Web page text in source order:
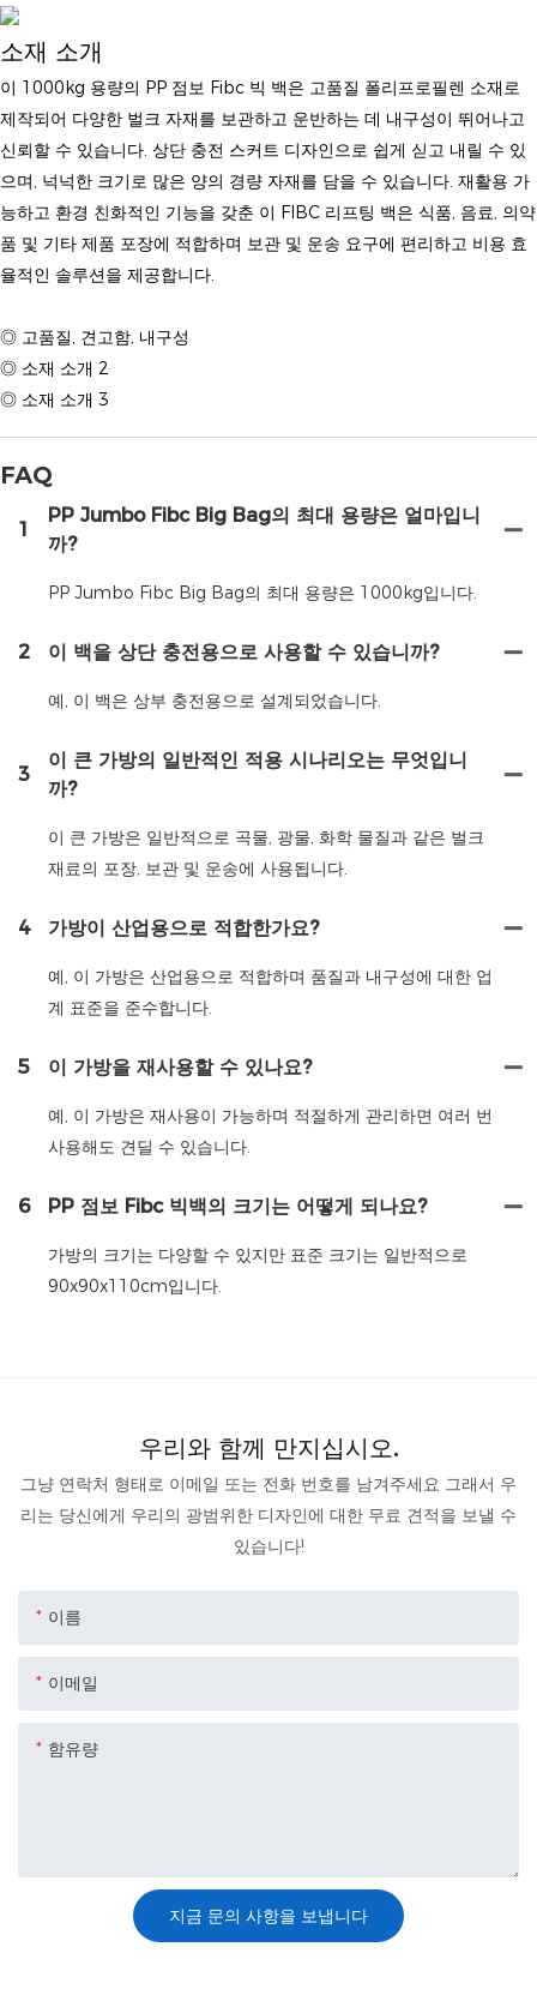
소재 소개
이 1000kg 용량의 PP 점보 Fibc 빅 백은 고품질 폴리프로필렌 소재로
제작되어 다양한 벌크 자재를 보관하고 운반하는 데 내구성이 뛰어나고
신뢰할 수 있습니다. 상단 충전 스커트 디자인으로 쉽게 싣고 내릴 수 있
으며, 넉넉한 크기로 많은 양의 경량 자재를 ​​담을 수 있습니다. 재활용 가
능하고 환경 친화적인 기능을 갖춘 이 FIBC 리프팅 백은 식품, 음료, 의약
품 및 기타 제품 포장에 적합하며 보관 및 운송 요구에 편리하고 비용 효
율적인 솔루션을 제공합니다.
◎ 고품질, 견고함, 내구성
◎ 소재 소개 2
◎ 소재 소개 3
FAQ
1
PP Jumbo Fibc Big Bag의 최대 용량은 얼마입니
까?
PP Jumbo Fibc Big Bag의 최대 용량은 1000kg입니다.
2 이 백을 상단 충전용으로 사용할 수 있습니까?
예, 이 백은 상부 충전용으로 설계되었습니다.
3
이 큰 가방의 일반적인 적용 시나리오는 무엇입니
까?
이 큰 가방은 일반적으로 곡물, 광물, 화학 물질과 같은 벌크
재료의 포장, 보관 및 운송에 사용됩니다.
4 가방이 산업용으로 적합한가요?
예, 이 가방은 산업용으로 적합하며 품질과 내구성에 대한 업
계 표준을 준수합니다.
5 이 가방을 재사용할 수 있나요?
예, 이 가방은 재사용이 가능하며 적절하게 관리하면 여러 번
사용해도 견딜 수 있습니다.
6 PP 점보 Fibc 빅백의 크기는 어떻게 되나요?
가방의 크기는 다양할 수 있지만 표준 크기는 일반적으로
90x90x110cm입니다.
우리와 함께 만지십시오.
그냥 연락처 형태로 이메일 또는 전화 번호를 남겨주세요 그래서 우
리는 당신에게 우리의 광범위한 디자인에 대한 무료 견적을 보낼 수
있습니다!
이름
이메일
함유량
지금 문의 사항을 보냅니다